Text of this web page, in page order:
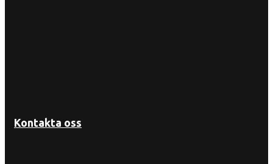
Kontakta oss